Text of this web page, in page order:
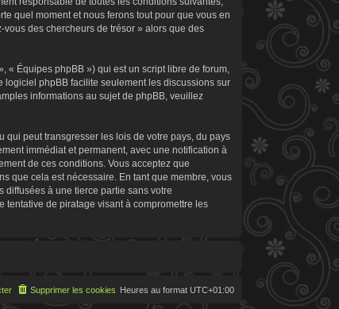
quel moment et nous ferons tout pour que vous en
des chercheurs de trésor » alors que des
« Équipes phpBB ») qui est un script libre de forum,
logiciel phpBB facilite seulement les discussions sur
informations au sujet de phpBB, veuillez
qui peut transgresser les lois de votre pays, du pays
immédiat et permanent, avec une notification à
de ces conditions. Vous acceptez que
que cela est nécessaire. En tant que membre, vous
à une tierce partie sans votre
tentative de piratage visant à compromettre les
Heures au format UTC+01:00
Supprimer les cookies